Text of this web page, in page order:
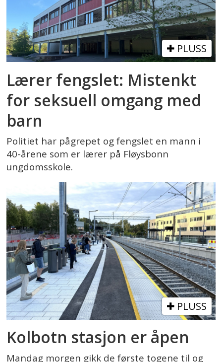
PLUSS
Lærer fengslet: Mistenkt
for seksuell omgang med
barn
Politiet har pågrepet og fengslet en mann i
40-årene som er lærer på Fløysbonn
ungdomsskole.
PLUSS
Kolbotn stasjon er åpen
Mandag morgen gikk de første togene til og